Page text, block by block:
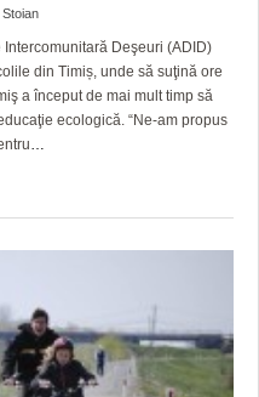
Stoian
Deşeuri (ADID)
din Timiș, unde să suţină ore
a început de mai mult timp să
ecologică. “Ne-am propus
…